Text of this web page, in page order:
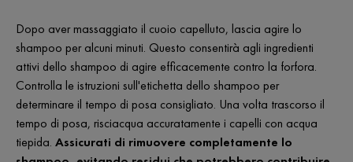
Dopo aver massaggiato il cuoio capelluto, lascia agire lo
shampoo per alcuni minuti. Questo consentirà agli ingredienti
attivi dello shampoo di agire efficacemente contro la forfora.
Controlla le istruzioni sull'etichetta dello shampoo per
determinare il tempo di posa consigliato. Una volta trascorso il
tempo di posa, risciacqua accuratamente i capelli con acqua
tiepida. Assicurati di rimuovere completamente lo